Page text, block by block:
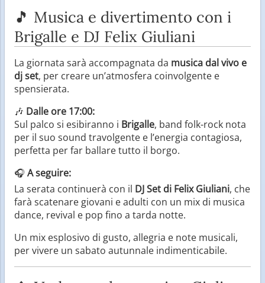
🎵 Musica e divertimento con i
Brigalle e DJ Felix Giuliani
La giornata sarà accompagnata da musica dal vivo e
dj set, per creare un’atmosfera coinvolgente e
spensierata.
🎶 Dalle ore 17:00:
Sul palco si esibiranno i Brigalle, band folk-rock nota
per il suo sound travolgente e l’energia contagiosa,
perfetta per far ballare tutto il borgo.
🎧 A seguire:
La serata continuerà con il DJ Set di Felix Giuliani, che
farà scatenare giovani e adulti con un mix di musica
dance, revival e pop fino a tarda notte.
Un mix esplosivo di gusto, allegria e note musicali,
per vivere un sabato autunnale indimenticabile.